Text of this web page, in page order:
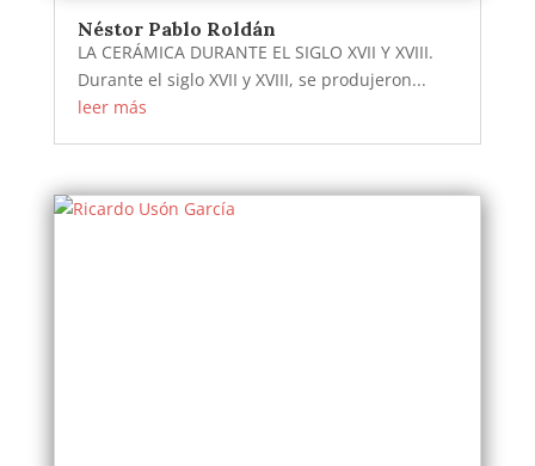
Néstor Pablo Roldán
LA CERÁMICA DURANTE EL SIGLO XVII Y XVIII.
Durante el siglo XVII y XVIII, se produjeron...
leer más